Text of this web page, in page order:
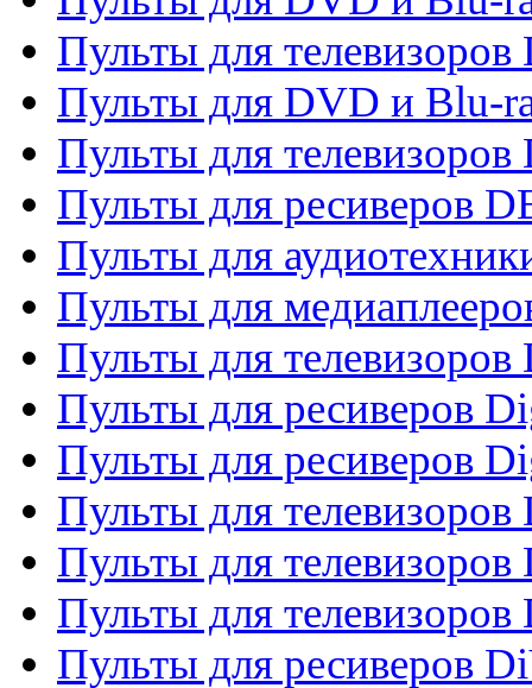
Пульты для
Пульты для DVD и Blu-
Пульты для телевизоров
Пульты для ресиверов
Пульты для
Пульты для
Пульты для телевизоров
Пульты для ресиверов
Пульты для ресиверов
Пульты для
Пульты для
Пульты для телевизоров
Пульты для ресиверов